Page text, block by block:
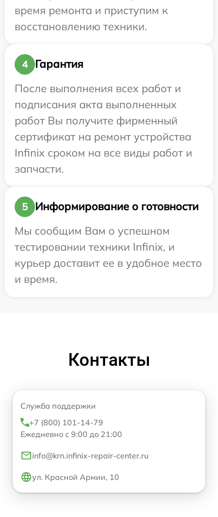
время ремонта и приступим к
восстановлению техники.
4
Гарантия
После выполнения всех работ и
подписания акта выполненных
работ Вы получите фирменный
сертификат на ремонт устройства
Infinix сроком на все виды работ и
запчасти.
5
Информирование о готовности
Мы сообщим Вам о успешном
тестировании техники Infinix, и
курьер доставит ее в удобное место
и время.
Контакты
Служба поддержки
+7 (800) 101-14-79
Ежедневно с 9:00 до 21:00
info@krn.infinix-repair-center.ru
ул. Красной Армии, 10